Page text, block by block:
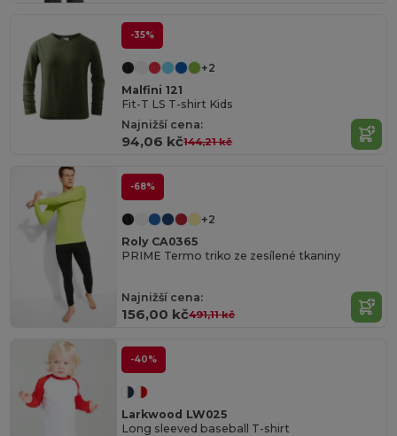
-35%
+2
Malfini 121
Fit-T LS T-shirt Kids
Najnižší cena:
94,06 kč144,21 kč
-68%
+2
Roly CA0365
PRIME Termo triko ze zesílené tkaniny
Najnižší cena:
156,00 kč491,11 kč
-40%
Larkwood LW025
Long sleeved baseball T-shirt